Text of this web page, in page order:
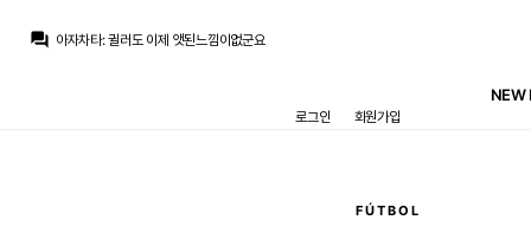
question_answer 아자차타:귈러도 이제 앳된느낌이없군요
m.fmkorea.com/index.php?mid=football_world&category=233499071&document_srl=10190273886
NEW
로그인 회원가입
FÚTBOL